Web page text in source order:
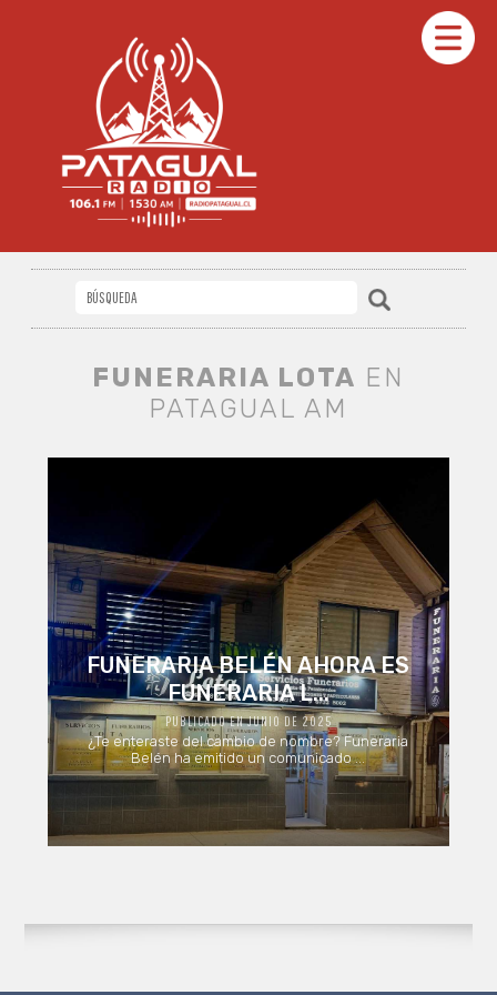
FUNERARIA LOTA EN
PATAGUAL AM
FUNERARIA BELÉN AHORA ES
FUNERARIA L...
PUBLICADO EN JUNIO DE 2025
¿Te enteraste del cambio de nombre? Funeraria
Belén ha emitido un comunicado ...